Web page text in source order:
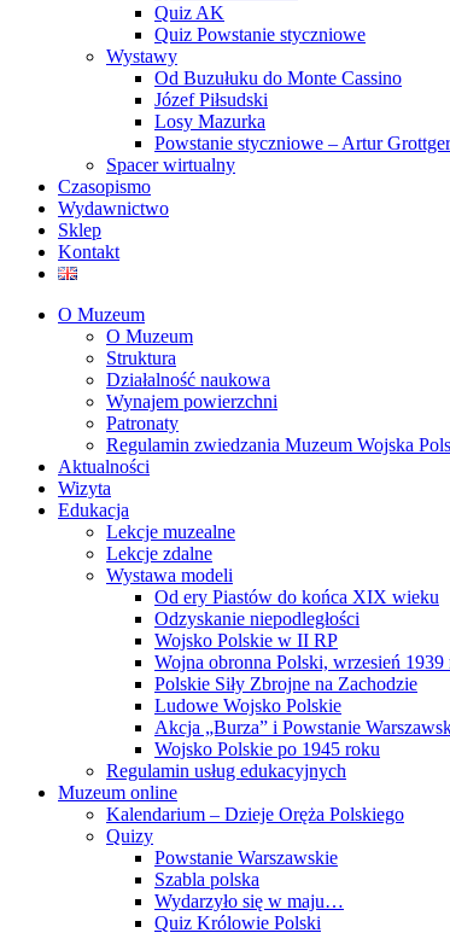
Quiz AK
Quiz Powstanie styczniowe
Wystawy
Od Buzułuku do Monte Cassino
Józef Piłsudski
Losy Mazurka
Powstanie styczniowe – Artur Grottger
Spacer wirtualny
Czasopismo
Wydawnictwo
Sklep
Kontakt
O Muzeum
O Muzeum
Struktura
Działalność naukowa
Wynajem powierzchni
Patronaty
Regulamin zwiedzania Muzeum Wojska
Aktualności
Wizyta
Edukacja
Lekcje muzealne
Lekcje zdalne
Wystawa modeli
Od ery Piastów do końca XIX wieku
Odzyskanie niepodległości
Wojsko Polskie w II RP
Wojna obronna Polski, wrzesień 1939
Polskie Siły Zbrojne na Zachodzie
Ludowe Wojsko Polskie
Akcja „Burza” i Powstanie
Wojsko Polskie po 1945 roku
Regulamin usług edukacyjnych
Muzeum online
Kalendarium – Dzieje Oręża Polskiego
Quizy
Powstanie Warszawskie
Szabla polska
Wydarzyło się w maju…
Quiz Królowie Polski